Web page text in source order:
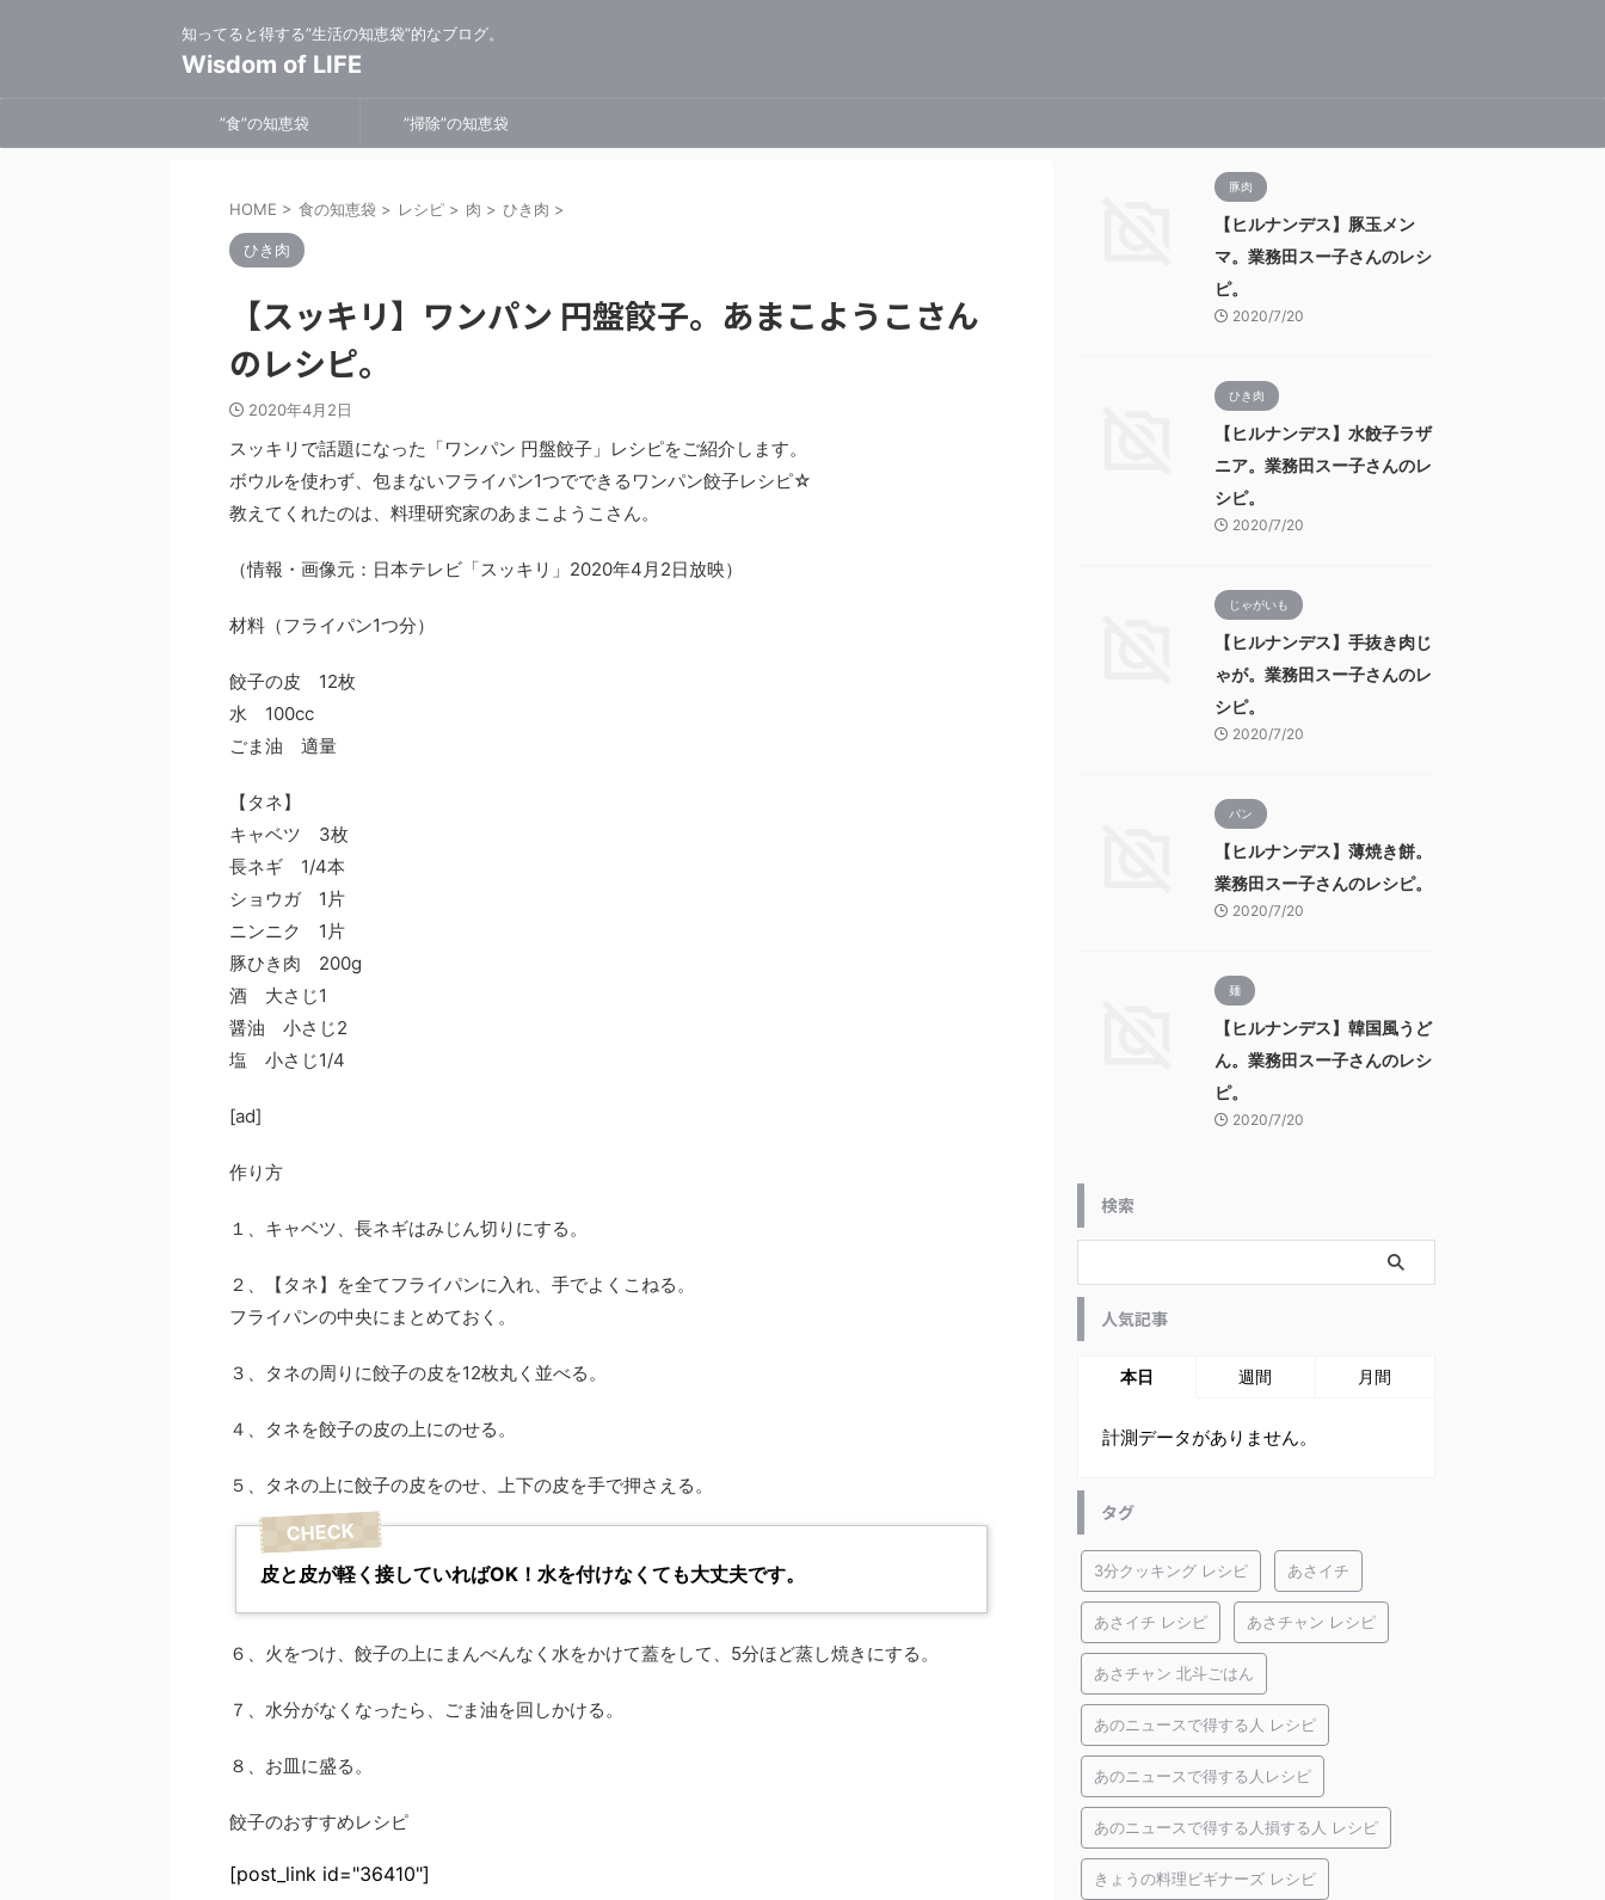
知ってると得する”生活の知恵袋”的なブログ。
Wisdom of LIFE
”食”の知恵袋 ”掃除”の知恵袋
HOME > 食の知恵袋 > レシピ > 肉 > ひき肉 >
ひき肉
【スッキリ】ワンパン 円盤餃子。あまこようこさん
のレシピ。
2020年4月2日
スッキリで話題になった「ワンパン 円盤餃子」レシピをご紹介します。
ボウルを使わず、包まないフライパン1つでできるワンパン餃子レシピ☆
教えてくれたのは、料理研究家のあまこようこさん。
（情報・画像元：日本テレビ「スッキリ」2020年4月2日放映）
材料（フライパン1つ分）
餃子の皮 12枚
水 100cc
ごま油 適量
【タネ】
キャベツ 3枚
長ネギ 1/4本
ショウガ 1片
ニンニク 1片
豚ひき肉 200g
酒 大さじ1
醤油 小さじ2
塩 小さじ1/4
[ad]
作り方
１、キャベツ、長ネギはみじん切りにする。
２、【タネ】を全てフライパンに入れ、手でよくこねる。
フライパンの中央にまとめておく。
３、タネの周りに餃子の皮を12枚丸く並べる。
４、タネを餃子の皮の上にのせる。
５、タネの上に餃子の皮をのせ、上下の皮を手で押さえる。
皮と皮が軽く接していればOK！水を付けなくても大丈夫です。
６、火をつけ、餃子の上にまんべんなく水をかけて蓋をして、5分ほど蒸し焼きにする。
７、水分がなくなったら、ごま油を回しかける。
８、お皿に盛る。
餃子のおすすめレシピ
[post_link id="36410"]
豚肉
【ヒルナンデス】豚玉メン
マ。業務田スー子さんのレシ
ピ。
2020/7/20
ひき肉
【ヒルナンデス】水餃子ラザ
ニア。業務田スー子さんのレ
シピ。
2020/7/20
じゃがいも
【ヒルナンデス】手抜き肉じ
ゃが。業務田スー子さんのレ
シピ。
2020/7/20
パン
【ヒルナンデス】薄焼き餅。
業務田スー子さんのレシピ。
2020/7/20
麺
【ヒルナンデス】韓国風うど
ん。業務田スー子さんのレシ
ピ。
2020/7/20
検索
人気記事
本日 週間 月間
計測データがありません。
タグ
3分クッキング レシピ あさイチ
あさイチ レシピ あさチャン レシピ
あさチャン 北斗ごはん
あのニュースで得する人 レシピ
あのニュースで得する人レシピ
あのニュースで得する人損する人 レシピ
きょうの料理ビギナーズ レシピ